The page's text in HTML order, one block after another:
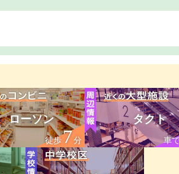
ローソン
徒歩7分
タクト
車